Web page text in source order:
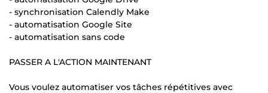
- synchronisation Calendly Make
- automatisation Google Site
- automatisation sans code
PASSER A L'ACTION MAINTENANT
Vous voulez automatiser vos tâches répétitives avec